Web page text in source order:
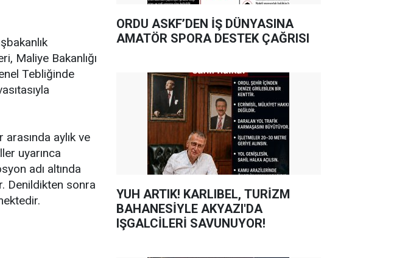
Maliye Bakanlığı
Tebliğinde
aylık ve
uyarınca
adı altında
Denildikten sonra
ORDU ASKF’DEN İŞ DÜNYASINA
AMATÖR SPORA DESTEK ÇAĞRISI
YUH ARTIK! KARLIBEL, TURİZM
BAHANESİYLE AKYAZI'DA
IŞGALCİLERİ SAVUNUYOR!